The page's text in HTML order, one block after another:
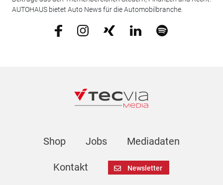
AUTOHAUS bietet Auto News für die Automobilbranche.
Shop Jobs Mediadaten
Kontakt Newsletter